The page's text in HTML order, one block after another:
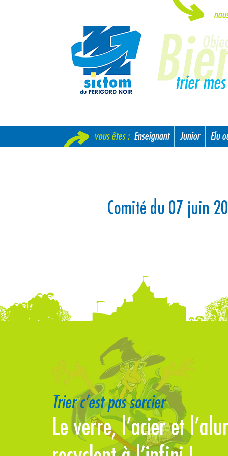
vous êtes : Enseignant Junior
Elu
Comité du 07 juin
Trier c’est pas sorcier
Le verre, l’acier et
En Dordogne nous